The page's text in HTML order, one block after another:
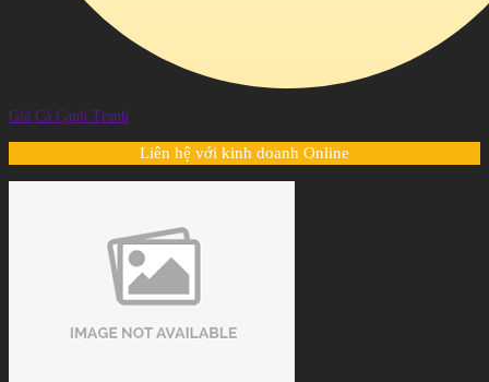
Giá Cả Cạnh Tranh
Liên hệ với kinh doanh Online